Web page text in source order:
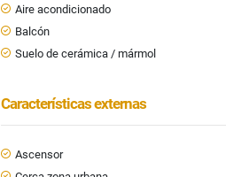
Aire acondicionado
Balcón
Suelo de cerámica / mármol
Características externas
Ascensor